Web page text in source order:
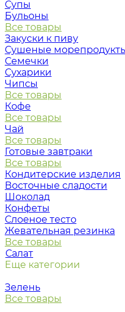
Супы
Бульоны
Все товары
Закуски к пиву
Сушеные
Семечки
Сухарики
Чипсы
Все товары
Кофе
Все товары
Чай
Все товары
Готовые завтраки
Все товары
Кондитерские изделия
Восточные сладости
Шоколад
Конфеты
Слоеное тесто
Жевательная резинка
Все товары
Салат
Еще категории
Зелень
Все товары